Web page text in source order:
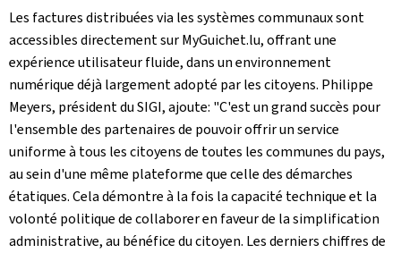
Les factures distribuées via les systèmes communaux sont
accessibles directement sur MyGuichet.lu, offrant une
expérience utilisateur fluide, dans un environnement
numérique déjà largement adopté par les citoyens. Philippe
Meyers, président du SIGI, ajoute: "C'est un grand succès pour
l'ensemble des partenaires de pouvoir offrir un service
uniforme à tous les citoyens de toutes les communes du pays,
au sein d'une même plateforme que celle des démarches
étatiques. Cela démontre à la fois la capacité technique et la
volonté politique de collaborer en faveur de la simplification
administrative, au bénéfice du citoyen. Les derniers chiffres de